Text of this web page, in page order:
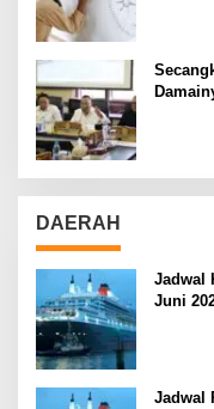
DAERAH
Jadwal
Juni
Jadwal